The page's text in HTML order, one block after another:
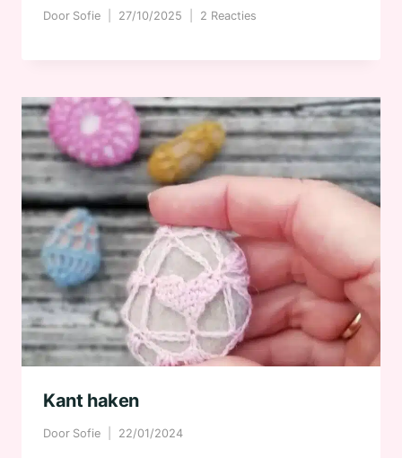
Door Sofie 27/10/2025 2 Reacties
Kant haken
Door Sofie 22/01/2024